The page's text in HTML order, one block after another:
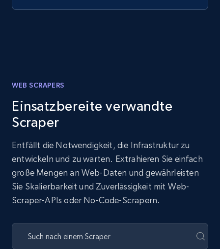
WEB SCRAPERS
Einsatzbereite verwandte
Scraper
Entfällt die Notwendigkeit, die Infrastruktur zu
entwickeln und zu warten. Extrahieren Sie einfach
große Mengen an Web-Daten und gewährleisten
Sie Skalierbarkeit und Zuverlässigkeit mit Web-
Scraper-APIs oder No-Code-Scrapern.